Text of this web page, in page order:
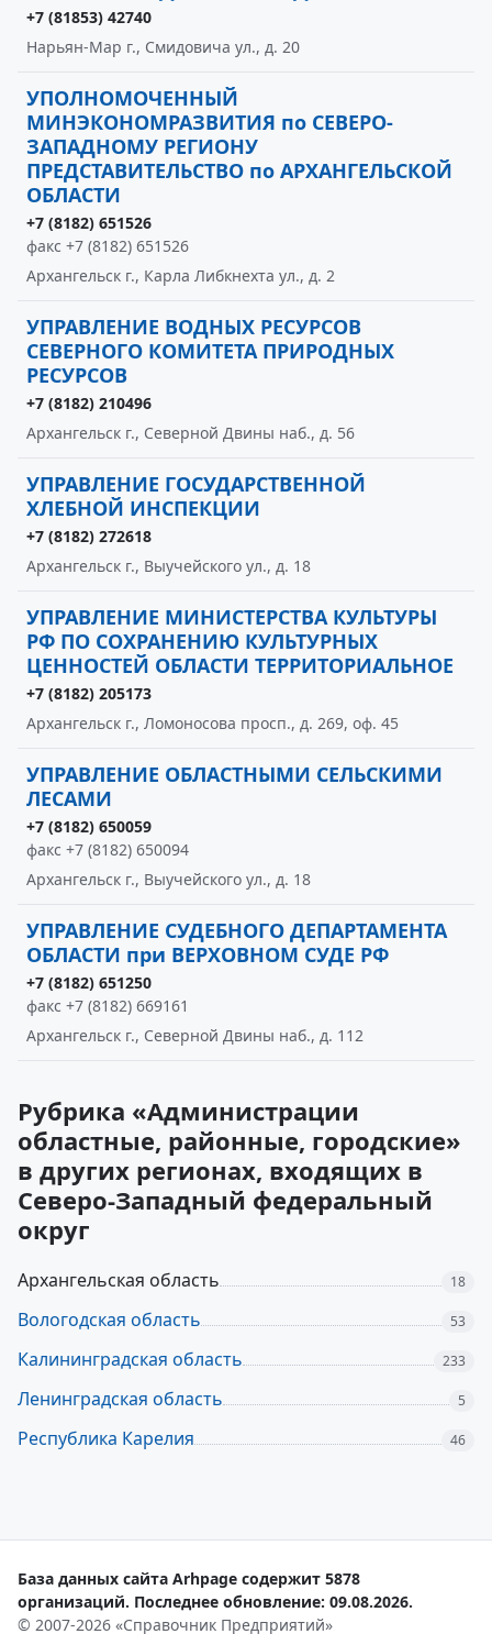
+7 (81853) 42740
Нарьян-Мар г., Смидовича ул., д. 20
УПОЛНОМОЧЕННЫЙ
МИНЭКОНОМРАЗВИТИЯ по СЕВЕРО-
ЗАПАДНОМУ РЕГИОНУ
ПРЕДСТАВИТЕЛЬСТВО по АРХАНГЕЛЬСКОЙ
ОБЛАСТИ
+7 (8182) 651526
факс +7 (8182) 651526
Архангельск г., Карла Либкнехта ул., д. 2
УПРАВЛЕНИЕ ВОДНЫХ РЕСУРСОВ
СЕВЕРНОГО КОМИТЕТА ПРИРОДНЫХ
РЕСУРСОВ
+7 (8182) 210496
Архангельск г., Северной Двины наб., д. 56
УПРАВЛЕНИЕ ГОСУДАРСТВЕННОЙ
ХЛЕБНОЙ ИНСПЕКЦИИ
+7 (8182) 272618
Архангельск г., Выучейского ул., д. 18
УПРАВЛЕНИЕ МИНИСТЕРСТВА КУЛЬТУРЫ
РФ ПО СОХРАНЕНИЮ КУЛЬТУРНЫХ
ЦЕННОСТЕЙ ОБЛАСТИ ТЕРРИТОРИАЛЬНОЕ
+7 (8182) 205173
Архангельск г., Ломоносова просп., д. 269, оф. 45
УПРАВЛЕНИЕ ОБЛАСТНЫМИ СЕЛЬСКИМИ
ЛЕСАМИ
+7 (8182) 650059
факс +7 (8182) 650094
Архангельск г., Выучейского ул., д. 18
УПРАВЛЕНИЕ СУДЕБНОГО ДЕПАРТАМЕНТА
ОБЛАСТИ при ВЕРХОВНОМ СУДЕ РФ
+7 (8182) 651250
факс +7 (8182) 669161
Архангельск г., Северной Двины наб., д. 112
Рубрика «Администрации
областные, районные, городские»
в других регионах, входящих в
Северо-Западный федеральный
округ
Архангельская область 18
Вологодская область 53
Калининградская область 233
Ленинградская область 5
Республика Карелия 46
База данных сайта Arhpage содержит 5878
организаций. Последнее обновление: 09.08.2026.
© 2007-2026 «Справочник Предприятий»